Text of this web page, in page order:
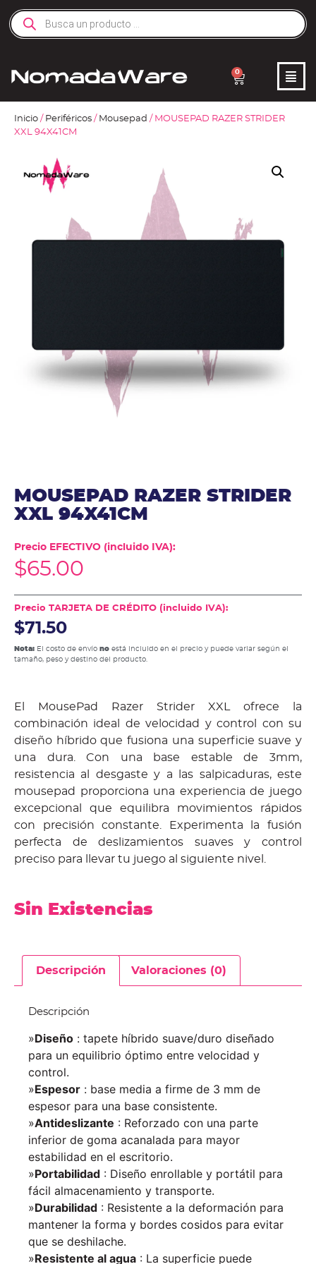
0
Inicio / Periféricos / Mousepad / MOUSEPAD RAZER STRIDER
XXL 94X41CM
MOUSEPAD RAZER STRIDER
XXL 94X41CM
Precio EFECTIVO (incluido IVA):
$65.00
Precio TARJETA DE CRÉDITO (incluido IVA):
$71.50
Nota: El costo de envío no está incluido en el precio y puede variar según el
tamaño, peso y destino del producto.
El MousePad Razer Strider XXL ofrece la
combinación ideal de velocidad y control con su
diseño híbrido que fusiona una superficie suave y
una dura. Con una base estable de 3mm,
resistencia al desgaste y a las salpicaduras, este
mousepad proporciona una experiencia de juego
excepcional que equilibra movimientos rápidos
con precisión constante. Experimenta la fusión
perfecta de deslizamientos suaves y control
preciso para llevar tu juego al siguiente nivel.
Sin Existencias
Descripción Valoraciones (0)
Descripción
»Diseño : tapete híbrido suave/duro diseñado
para un equilibrio óptimo entre velocidad y
control.
»Espesor : base media a firme de 3 mm de
espesor para una base consistente.
»Antideslizante : Reforzado con una parte
inferior de goma acanalada para mayor
estabilidad en el escritorio.
»Portabilidad : Diseño enrollable y portátil para
fácil almacenamiento y transporte.
»Durabilidad : Resistente a la deformación para
mantener la forma y bordes cosidos para evitar
que se deshilache.
»Resistente al agua : La superficie puede